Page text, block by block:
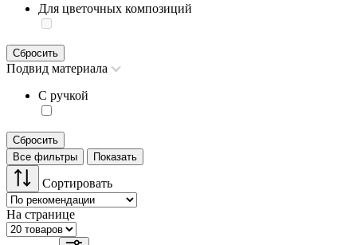
Для цветочных композиций
Сбросить
Подвид материала
С ручкой
Сбросить
Все фильтры
Показать
Сортировать
На странице